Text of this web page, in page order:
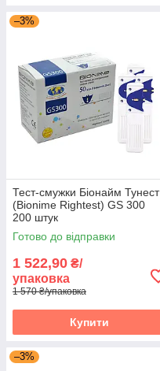
–3%
Тест-смужки Біонайм Тунест
(Bionime Rightest) GS 300
200 штук
Готово до відправки
1 522,90 ₴/
упаковка
1 570 ₴/упаковка
Купити
–3%